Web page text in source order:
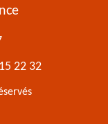
22 32